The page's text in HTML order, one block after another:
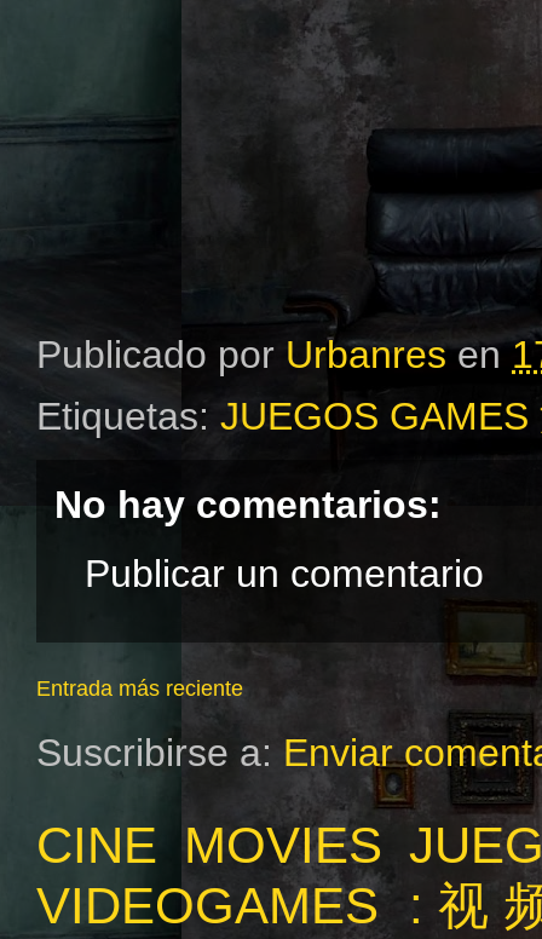
Publicado por Urbanres en
Etiquetas: JUEGOS GAMES
No hay comentarios:
Publicar un comentario
Entrada más reciente
Suscribirse a: Enviar
CINE MOVIES
VIDEOGAMES :视